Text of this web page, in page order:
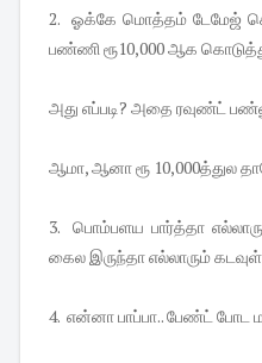
2. ஓக்கே மொத்தம் டேமேஜ்
பண்ணி ரூ10,000 ஆக
அது எப்படி? அதை ரவுண்ட்
ஆமா, ஆனா ரூ 10,000த்துல
3. பொம்பளய பார்த்தா
கைல இருந்தா எல்லாரும்
4. என்னா பாப்பா.. பேண்ட் போட